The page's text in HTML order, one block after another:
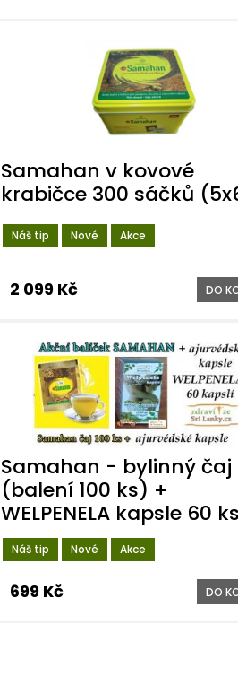
Náš tip Nové Akce
Samahan v kovové
krabičce 300 sáčků
2 099 Kč DO
Náš tip Nové Akce
Samahan - bylinný čaj
(balení 100 ks) +
WELPENELA kapsle 60 ks
699 Kč DO